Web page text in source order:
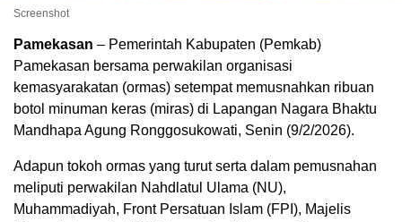
Screenshot
Pamekasan – Pemerintah Kabupaten (Pemkab)
Pamekasan bersama perwakilan organisasi
kemasyarakatan (ormas) setempat memusnahkan ribuan
botol minuman keras (miras) di Lapangan Nagara Bhaktu
Mandhapa Agung Ronggosukowati, Senin (9/2/2026).
Adapun tokoh ormas yang turut serta dalam pemusnahan
meliputi perwakilan Nahdlatul Ulama (NU),
Muhammadiyah, Front Persatuan Islam (FPI), Majelis